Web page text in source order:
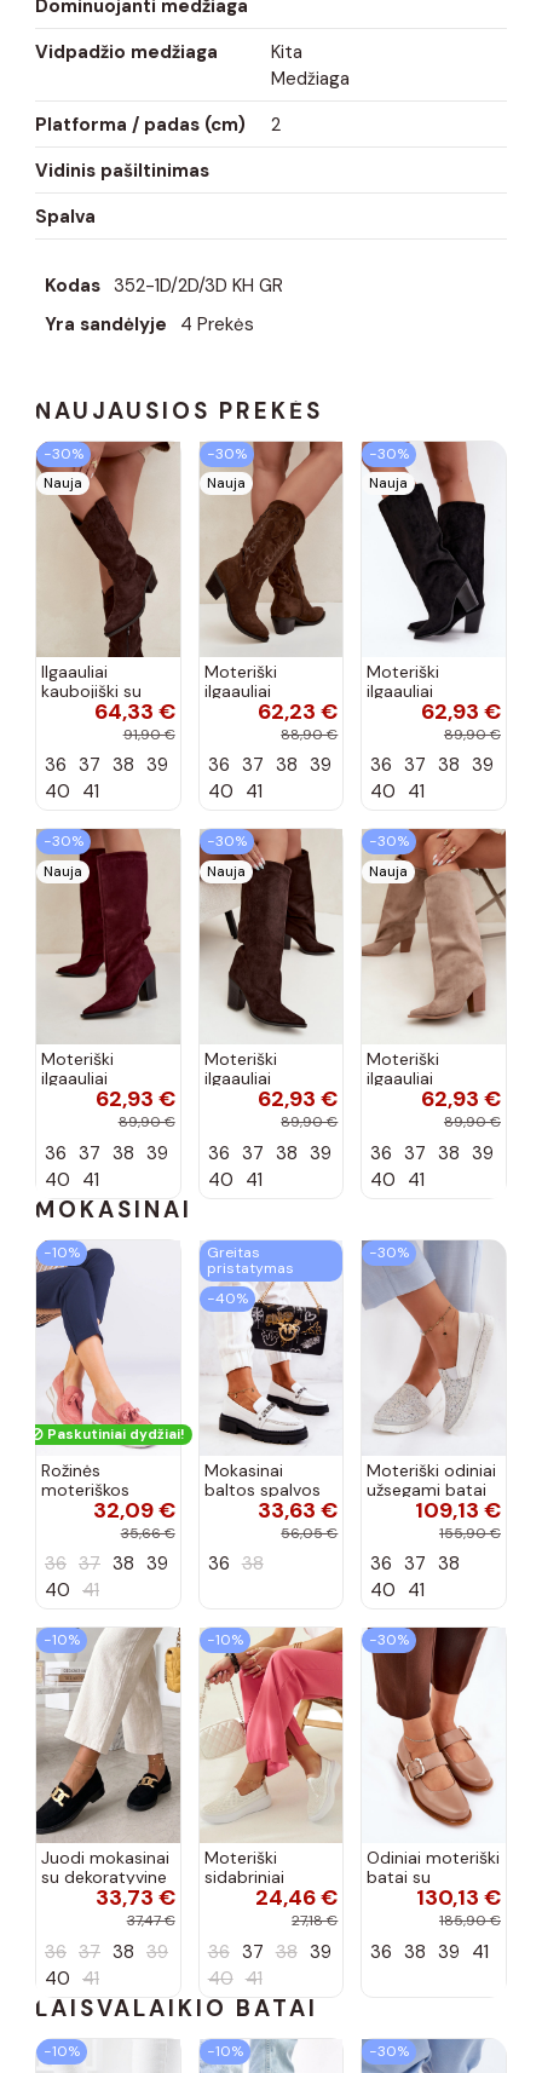
Dominuojanti medžiaga
Vidpadžio medžiaga
Kita
Medžiaga
Platforma / padas (cm)
2
Vidinis pašiltinimas
Spalva
Kodas 352-1D/2D/3D KH GR
Yra sandėlyje
4 Prekės
NAUJAUSIOS PREKĖS
−30%
Nauja
Ilgaauliai
kaubojiški su
kulniukais64,33 €
91,90 €
36 37 38 39
40 41
−30%
Nauja
Moteriški
ilgaauliai
kaubojiški su
spalvos Betina
62,23 €
88,90 €
36 37 38 39
40 41
−30%
Nauja
Moteriški
ilgaauliai
įsispiriami su
kulniukais iš
zomšos juodos
spalvos Carmina
62,93 €
89,90 €
36 37 38 39
40 41
−30%
Nauja
Moteriški
ilgaauliai
įsispiriami su
kulniukais iš
zomšos bordo
spalvos Carmina
62,93 €
89,90 €
36 37 38 39
40 41
−30%
Nauja
Moteriški
ilgaauliai
įsispiriami su
kulniukais iš
zomšos
šokolado
62,93 €
89,90 €
36 37 38 39
40 41
−30%
Nauja
Moteriški
ilgaauliai
įsispiriami su
kulniukais iš
zomšos smėlio
spalvos Carmina
62,93 €
89,90 €
36 37 38 39
40 41
MOKASINAI
−10%
Paskutiniai dydžiai!
Rožinės
moteriškos
platformos
batukai su
dekoracija
32,09 €
35,66 €
36 37 38 39
40 41
Greitas
pristatymas
−40%
Mokasinai
baltos spalvos
La.Fi Jenefer
33,63 €
56,05 €
36 38
−30%
Moteriški odiniai
užsegami batai
Tai turiciejka
03512-70
spalvos
109,13 €
155,90 €
36 37 38
40 41
−10%
Juodi mokasinai
su dekoratyvine
sagtimi
Leopoldyna
33,73 €
37,47 €
36 37 38 39
40 41
−10%
Moteriški
sidabriniai
ažūriniai
užsegami batai
Marcie
24,46 €
27,18 €
36 37 38 39
40 41
−30%
Odiniai moteriški
batai su
sagtimis Laura
Messi 2980
130,13 €
185,90 €
36 38 39 41
LAISVALAIKIO BATAI
−10% −10% −30%